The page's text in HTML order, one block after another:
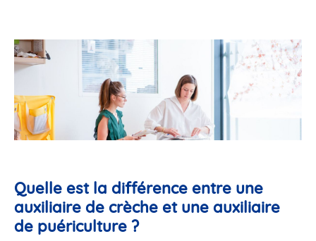
Quelle est la différence entre une
auxiliaire de crèche et une auxiliaire
de puériculture ?